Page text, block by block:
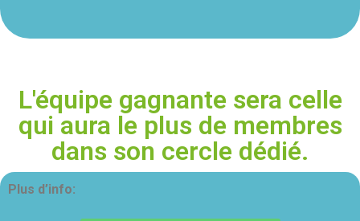
L'équipe gagnante sera celle
qui aura le plus de membres
dans son cercle dédié.
Plus d’info: